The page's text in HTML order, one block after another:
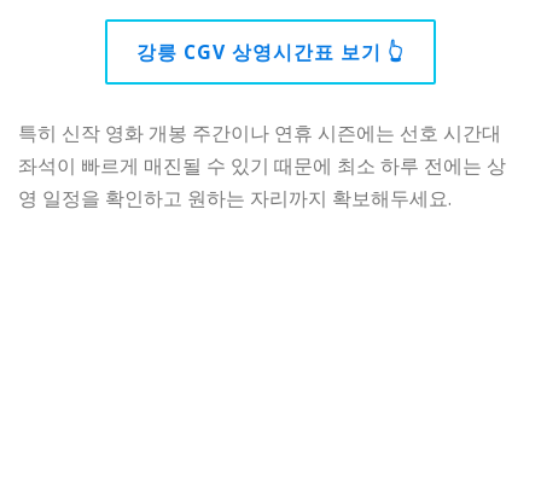
강릉 CGV 상영시간표 보기 👆
특히 신작 영화 개봉 주간이나 연휴 시즌에는 선호 시간대
좌석이 빠르게 매진될 수 있기 때문에 최소 하루 전에는 상
영 일정을 확인하고 원하는 자리까지 확보해두세요.